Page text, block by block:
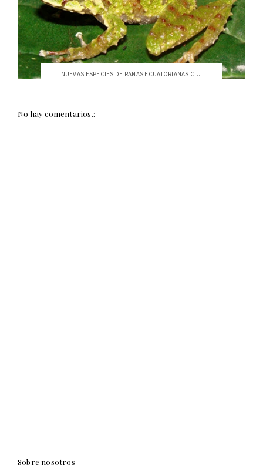
NUEVAS ESPECIES DE RANAS ECUATORIANAS CI...
No hay comentarios.:
Sobre nosotros